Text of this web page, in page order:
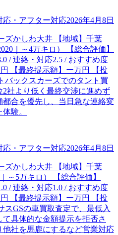
応・アフター対応2026年4月8日
ズかしわ大井 【地域】千葉
｜～4万キロ） 【総合評価】
/ 連絡・対応2.5 / おすすめ度
【最終提示額】ー万円 【投
バックスカーズでのタント買
社より低く最終交渉に進めず
合を優先し、当日急な連絡変
験。
応・アフター対応2026年4月8日
ズかしわ大井 【地域】千葉
～5万キロ） 【総合評価】
/ 連絡・対応1.0 / おすすめ度
【最終提示額】ー万円 【投
スGSの車買取査定で、最低入
具体的な金額提示を拒否さ
社を馬鹿にするなど営業対応